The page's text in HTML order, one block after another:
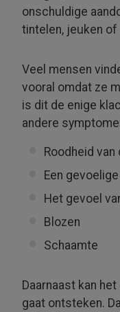
onschuldige
tintelen, jeuken of
Veel mensen
vooral omdat ze
is dit de enige
andere
Roodheid van
Een
Het gevoel
Blozen
Schaamte
Daarnaast kan
gaat ontsteken.